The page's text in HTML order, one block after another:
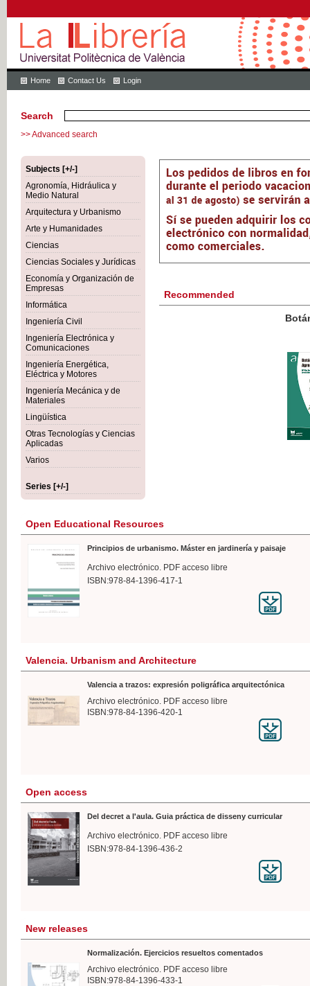
Home Contact Us Login
Search
>> Advanced search
Subjects [+/-]
Agronomía, Hidráulica y
Medio Natural
Arquitectura y Urbanismo
Arte y Humanidades
Ciencias
Ciencias Sociales y Jurídicas
Economía y Organización de
Empresas
Informática
Ingeniería Civil
Ingeniería Electrónica y
Comunicaciones
Ingeniería Energética,
Eléctrica y Motores
Ingeniería Mecánica y de
Materiales
Lingüística
Otras Tecnologías y Ciencias
Aplicadas
Varios
Series [+/-]
Recommended
VAT
Open Educational Resources
Principios de urbanismo. Máster en jardinería y paisaje
Archivo electrónico. PDF acceso libre
ISBN:978-84-1396-417-1
Valencia. Urbanism and Architecture
Valencia a trazos: expresión poligráfica arquitectónica
Archivo electrónico. PDF acceso libre
ISBN:978-84-1396-420-1
Open access
Del decret a l'aula. Guia práctica de disseny curricular
Archivo electrónico. PDF acceso libre
ISBN:978-84-1396-436-2
New releases
Normalización. Ejercicios resueltos comentados
Archivo electrónico. PDF acceso libre
ISBN:978-84-1396-433-1